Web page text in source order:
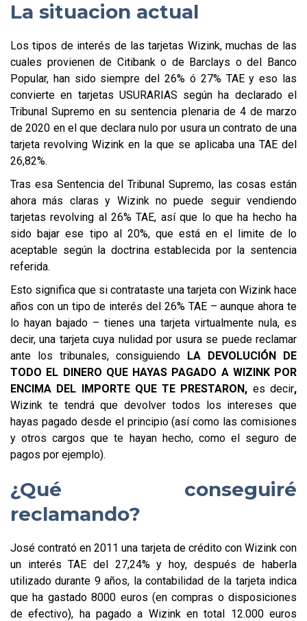
La situacion actual
Los tipos de interés de las tarjetas Wizink, muchas de las
cuales provienen de Citibank o de Barclays o del Banco
Popular, han sido siempre del 26% ó 27% TAE y eso las
convierte en tarjetas USURARIAS según ha declarado el
Tribunal Supremo en su sentencia plenaria de 4 de marzo
de 2020 en el que declara nulo por usura un contrato de una
tarjeta revolving Wizink en la que se aplicaba una TAE del
26,82%.
Tras esa Sentencia del Tribunal Supremo, las cosas están
ahora más claras y Wizink no puede seguir vendiendo
tarjetas revolving al 26% TAE, así que lo que ha hecho ha
sido bajar ese tipo al 20%, que está en el limite de lo
aceptable según la doctrina establecida por la sentencia
referida.
Esto significa que si contrataste una tarjeta con Wizink hace
años con un tipo de interés del 26% TAE – aunque ahora te
lo hayan bajado – tienes una tarjeta virtualmente nula, es
decir, una tarjeta cuya nulidad por usura se puede reclamar
ante los tribunales, consiguiendo LA DEVOLUCIÓN DE
TODO EL DINERO QUE HAYAS PAGADO A WIZINK POR
ENCIMA DEL IMPORTE QUE TE PRESTARON, es decir,
Wizink te tendrá que devolver todos los intereses que
hayas pagado desde el principio (así como las comisiones
y otros cargos que te hayan hecho, como el seguro de
pagos por ejemplo).
¿Qué conseguiré
reclamando?
José contrató en 2011 una tarjeta de crédito con Wizink con
un interés TAE del 27,24% y hoy, después de haberla
utilizado durante 9 años, la contabilidad de la tarjeta indica
que ha gastado 8000 euros (en compras o disposiciones
de efectivo), ha pagado a Wizink en total 12.000 euros